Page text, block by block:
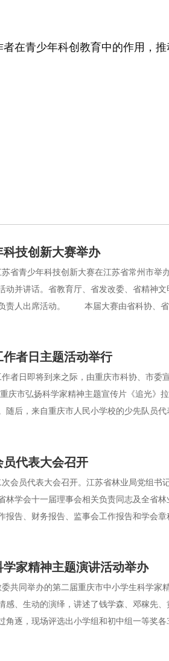
青少年科创教育中的作用，推
技创新大赛举办
青少年科技创新大赛在江苏省常州市举
动并讲话。省教育厅、省发改委、省精神
责人出席活动。 本届大赛由省科协、省
作者日主题活动举行
日即将到来之际，由重庆市科协、市委
市弘扬科学家精神主题宣传片《追光》拉
随后，来自重庆市人民小学校的少先队员
代表大会召开
员代表大会召开。江苏省林业局党组书
林学会十一届理事会相关负责同志及全
报告、财务报告、监事会工作报告和学会
家精神主题演讲活动举办
共同举办的第二届重庆市中小学生科学
感、生动的演绎，讲述了钱学森、邓稼先
角逐，现场评选出小学组和初中组一等奖各